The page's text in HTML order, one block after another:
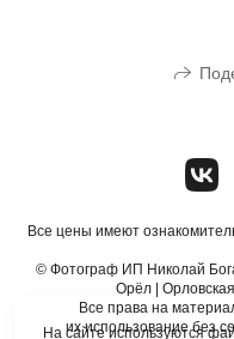
Все цены имеют
© Фотограф ИП Николай
Орёл | Орловская
Все права на
их использование без
На сайте используются